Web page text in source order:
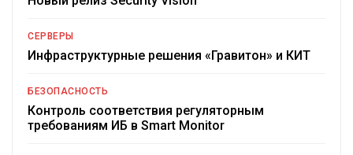
СЕРВЕРЫ
Инфраструктурные решения «Гравитон» и КИТ
БЕЗОПАСНОСТЬ
Контроль соответствия регуляторным
требованиям ИБ в Smart Monitor